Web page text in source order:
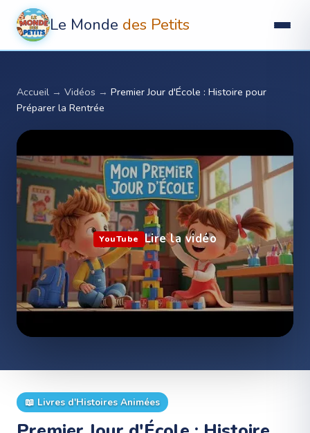
Le Monde des Petits
Accueil → Vidéos → Premier Jour d'École : Histoire pour
Préparer la Rentrée
YouTube Lire la vidéo
📖 Livres d'Histoires Animées